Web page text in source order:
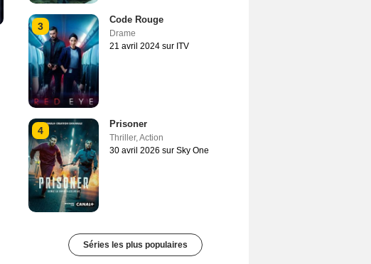
3
Code Rouge
Drame
21 avril 2024 sur ITV
4
Prisoner
Thriller, Action
30 avril 2026 sur Sky One
Séries les plus populaires